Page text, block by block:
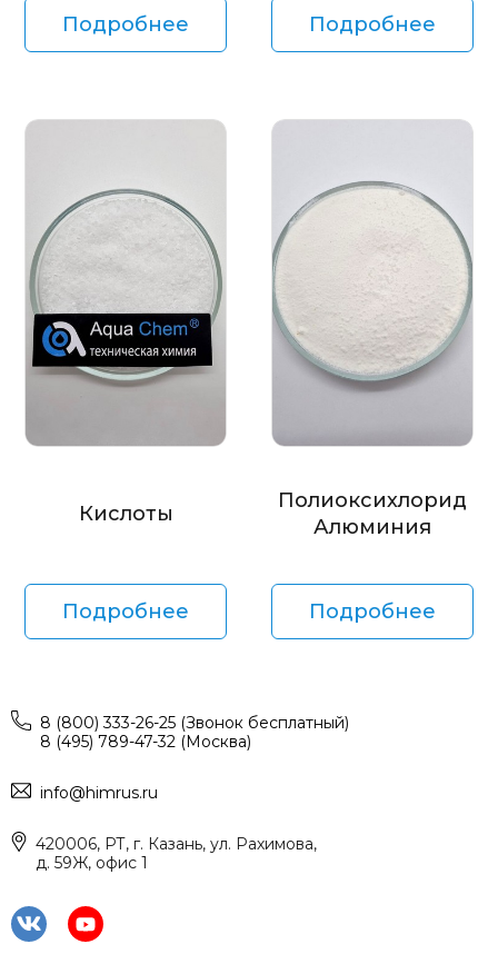
Подробнее Подробнее
Кислоты
Подробнее
Полиоксихлорид
Алюминия
Подробнее
8 (800) 333-26-25 (Звонок бесплатный)
8 (495) 789-47-32 (Москва)
info@himrus.ru
420006, РТ, г. Казань, ул. Рахимова,
д. 59Ж, офис 1